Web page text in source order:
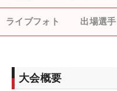
ライブフォト 出場選手
大会概要